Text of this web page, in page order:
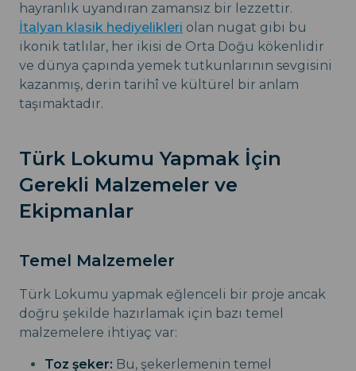
hayranlık uyandıran zamansız bir lezzettir.
İtalyan klasik hediyelikleri olan nugat gibi bu
ikonik tatlılar, her ikisi de Orta Doğu kökenlidir
ve dünya çapında yemek tutkunlarının sevgisini
kazanmış, derin tarihî ve kültürel bir anlam
taşımaktadır.
Türk Lokumu Yapmak İçin
Gerekli Malzemeler ve
Ekipmanlar
Temel Malzemeler
Türk Lokumu yapmak eğlenceli bir proje ancak
doğru şekilde hazırlamak için bazı temel
malzemelere ihtiyaç var:
Toz şeker: Bu, şekerlemenin temel